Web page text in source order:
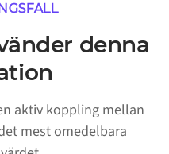
denna
aktiv koppling mellan
mest omedelbara